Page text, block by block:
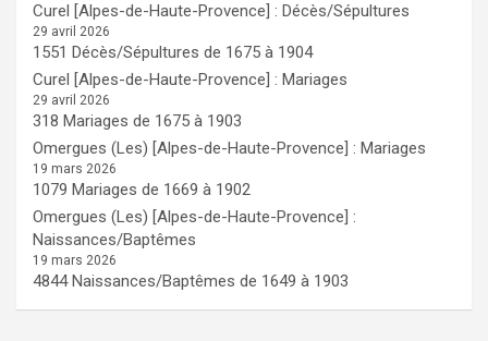
Curel [Alpes-de-Haute-Provence] : Décès/Sépultures
29 avril 2026
1551 Décès/Sépultures de 1675 à 1904
Curel [Alpes-de-Haute-Provence] : Mariages
29 avril 2026
318 Mariages de 1675 à 1903
Omergues (Les) [Alpes-de-Haute-Provence] : Mariages
19 mars 2026
1079 Mariages de 1669 à 1902
Omergues (Les) [Alpes-de-Haute-Provence] :
Naissances/Baptêmes
19 mars 2026
4844 Naissances/Baptêmes de 1649 à 1903